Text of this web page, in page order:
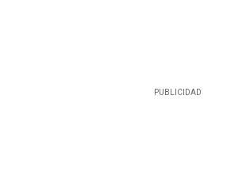
PUBLICIDAD